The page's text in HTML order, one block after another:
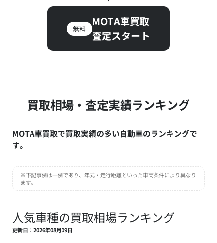
無料
MOTA車買取
査定スタート
買取相場・査定実績ランキング
MOTA車買取で買取実績の多い自動車のランキングで
す。
※下記事例は一例であり、年式・走行距離といった車両条件により異なり
ます。
人気車種の買取相場ランキング
更新日：2026年08月09日